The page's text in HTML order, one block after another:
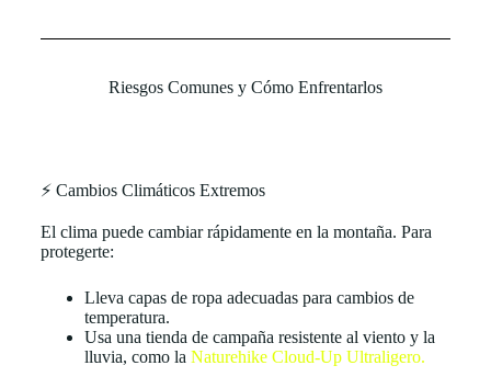
Riesgos Comunes y Cómo Enfrentarlos
⚡ Cambios Climáticos Extremos
El clima puede cambiar rápidamente en la montaña. Para
protegerte:
Lleva capas de ropa adecuadas para cambios de
temperatura.
Usa una tienda de campaña resistente al viento y la
lluvia, como la Naturehike Cloud-Up Ultraligero.